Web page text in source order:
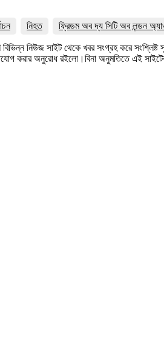
নিহত ফ্রিডম অব দ্য সিটি অব লন্ডন
বিভিন্ন নিউজ সাইট থেকে খবর সংগ্রহ করে
করার অনুরোধ রইলো।বিনা অনুমতিতে এই